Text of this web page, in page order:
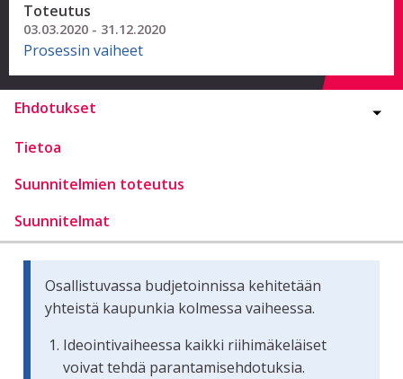
Toteutus
03.03.2020 - 31.12.2020
Prosessin vaiheet
Ehdotukset
Tietoa
Suunnitelmien toteutus
Suunnitelmat
Osallistuvassa budjetoinnissa kehitetään
yhteistä kaupunkia kolmessa vaiheessa.
Ideointivaiheessa kaikki riihimäkeläiset
voivat tehdä parantamisehdotuksia.